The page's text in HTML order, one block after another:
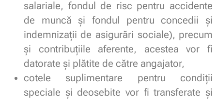
salariale, fondul de risc pentru accidente
de muncă și fondul pentru concedii și
indemnizații de asigurări sociale), precum
și contribuțiile aferente, acestea vor fi
datorate și plătite de către angajator,
cotele suplimentare pentru condiții
speciale și deosebite vor fi transferate și